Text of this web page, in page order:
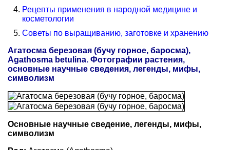
Рецепты применения в народной медицине и
косметологии
Советы по выращиванию, заготовке и хранению
Агатосма березовая (бучу горное, баросма),
Agathosma betulina. Фотографии растения,
основные научные сведения, легенды, мифы,
символизм
Основные научные сведение, легенды, мифы,
символизм